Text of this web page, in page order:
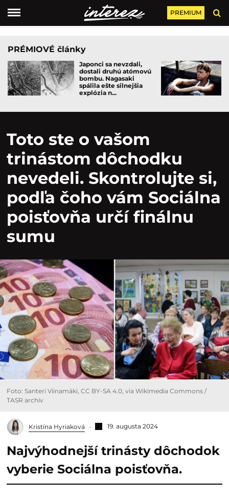
PREMIUM
PRÉMIOVÉ články
Japonci sa nevzdali,
dostali druhú atómovú
bombu. Nagasaki
spálila ešte silnejšia
explózia n...
Toto ste o vašom
trinástom dôchodku
nevedeli. Skontrolujte si,
podľa čoho vám Sociálna
poisťovňa určí finálnu
sumu
Foto: Santeri Viinamäki, CC BY-SA 4.0, via Wikimedia Commons /
TASR archív
Kristína Hyriaková 19. augusta 2024
Najvýhodnejší trinásty dôchodok
vyberie Sociálna poisťovňa.